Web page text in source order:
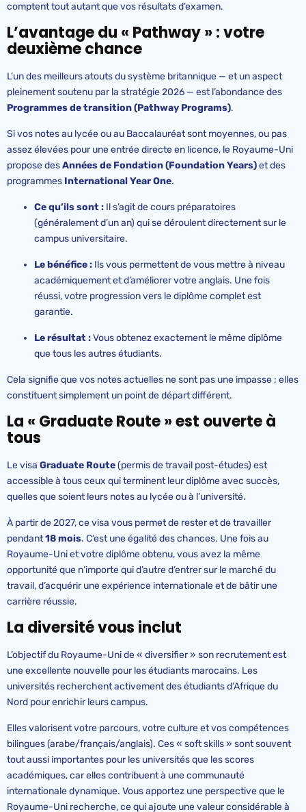
comptent tout autant que vos résultats d’examen.
L’avantage du « Pathway » : votre
deuxième chance
L’un des meilleurs atouts du système britannique — et un aspect
pleinement soutenu par la stratégie 2026 — est l’abondance des
Programmes de transition (Pathway Programs).
Si vos notes au lycée ou au Baccalauréat sont moyennes, ou pas
assez élevées pour une entrée directe en licence, le Royaume-Uni
propose desAnnées de Fondation (Foundation Years)et des
programmes International Year One.
Ce qu’ils sont : Il s’agit de cours préparatoires
(généralement d’un an) qui se déroulent directement sur le
campus universitaire.
Le bénéfice : Ils vous permettent de vous mettre à niveau
académiquement et d’améliorer votre anglais. Une fois
réussi, votre progression vers le diplôme complet est
garantie.
Le résultat :Vous obtenez exactement le même diplôme
que tous les autres étudiants.
Cela signifie que vos notes actuelles ne sont pas une impasse ; elles
constituent simplement un point de départ différent.
La « Graduate Route » est ouverte à
tous
Le visa Graduate Route(permis de travail post-études) est
accessible à tous ceux qui terminent leur diplôme avec succès,
quelles que soient leurs notes au lycée ou à l’université.
À partir de 2027, ce visa vous permet de rester et de travailler
pendant18 mois. C’est une égalité des chances. Une fois au
Royaume-Uni et votre diplôme obtenu, vous avez la même
opportunité que n’importe qui d’autre d’entrer sur le marché du
travail, d’acquérir une expérience internationale et de bâtir une
carrière réussie.
La diversité vous inclut
L’objectif du Royaume-Uni de « diversifier » son recrutement est
une excellente nouvelle pour les étudiants marocains. Les
universités recherchent activement des étudiants d’Afrique du
Nord pour enrichir leurs campus.
Elles valorisent votre parcours, votre culture et vos compétences
bilingues (arabe/français/anglais). Ces « soft skills » sont souvent
tout aussi importantes pour les universités que les scores
académiques, car elles contribuent à une communauté
internationale dynamique. Vous apportez une perspective que le
Royaume-Uni recherche, ce qui ajoute une valeur considérable à